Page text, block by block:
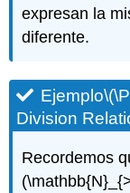
expresan la
diferente.
Ejemplo
Division
Recordemos